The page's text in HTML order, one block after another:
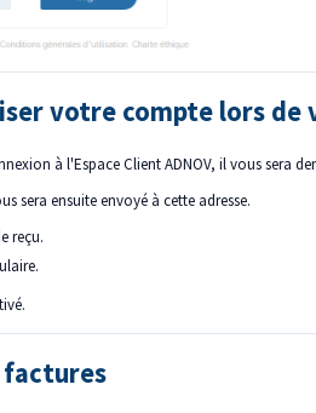
votre compte lors
à l'Espace Client ADNOV, il vous sera
sera ensuite envoyé à cette adresse.
reçu.
factures